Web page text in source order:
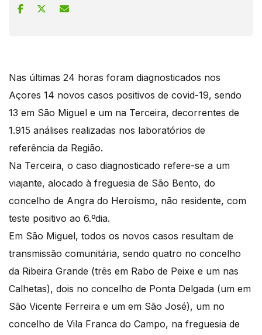
Nas últimas 24 horas foram diagnosticados nos
Açores 14 novos casos positivos de covid-19, sendo
13 em São Miguel e um na Terceira, decorrentes de
1.915 análises realizadas nos laboratórios de
referência da Região.
Na Terceira, o caso diagnosticado refere-se a um
viajante, alocado à freguesia de São Bento, do
concelho de Angra do Heroísmo, não residente, com
teste positivo ao 6.ºdia.
Em São Miguel, todos os novos casos resultam de
transmissão comunitária, sendo quatro no concelho
da Ribeira Grande (três em Rabo de Peixe e um nas
Calhetas), dois no concelho de Ponta Delgada (um em
São Vicente Ferreira e um em São José), um no
concelho de Vila Franca do Campo, na freguesia de